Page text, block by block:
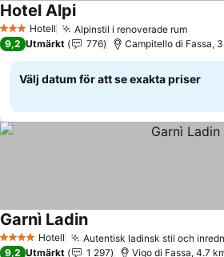
3 StjärnorHotell Alpinstil i renoverade rumSe
Hotel AlpiSe priser
9,2 Utmärkt 776 Campitello di Fassa,
Välj datum för att se exakta priser
4 StjärnorHotell Autentisk ladinsk stil och
Garnì LadinSe priser
9,2 Utmärkt 1 297 Vigo di Fassa, 4.7